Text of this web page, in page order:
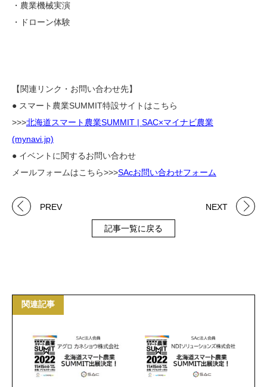
・農業機械実演
・ドローン体験
【関連リンク・お問い合わせ先】
● スマート農業SUMMIT特設サイトはこちら
>>>北海道スマート農業SUMMIT | SAC×マイナビ農業
(mynavi.jp)
● イベントに関するお問い合わせ
メールフォームはこちら>>>SAcお問い合わせフォーム
PREV
記事一覧に戻る
NEXT
関連記事